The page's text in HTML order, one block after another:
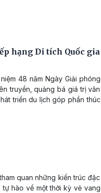
hạng Di tích Quốc gia
48 năm Ngày Giải phóng
truyền, quảng bá giá trị văn
triển du lịch góp phần thúc
quan những kiến trúc đặc
hào về một thời kỳ vẻ vang